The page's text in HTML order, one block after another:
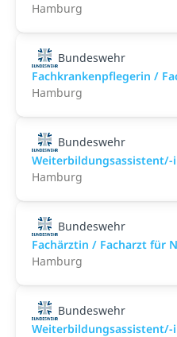
Hamburg
Bundeswehr
Fachkrankenpflegerin /
Hamburg
Bundeswehr
Hamburg
Bundeswehr
Fachärztin / Facharzt für
Hamburg
Bundeswehr